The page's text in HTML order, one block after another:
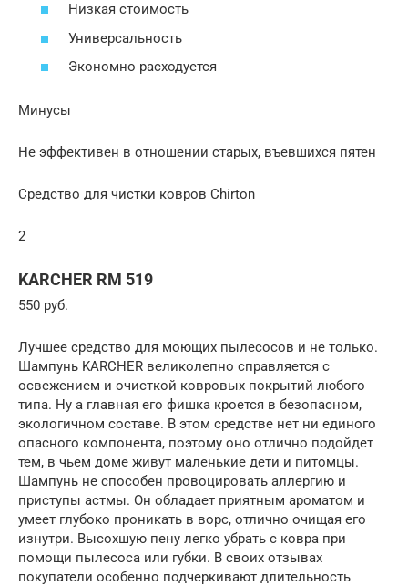
Низкая стоимость
Универсальность
Экономно расходуется
Минусы
Не эффективен в отношении старых, въевшихся пятен
Средство для чистки ковров Chirton
2
KARCHER RM 519
550 руб.
Лучшее средство для моющих пылесосов и не только.
Шампунь KARCHER великолепно справляется с
освежением и очисткой ковровых покрытий любого
типа. Ну а главная его фишка кроется в безопасном,
экологичном составе. В этом средстве нет ни единого
опасного компонента, поэтому оно отлично подойдет
тем, в чьем доме живут маленькие дети и питомцы.
Шампунь не способен провоцировать аллергию и
приступы астмы. Он обладает приятным ароматом и
умеет глубоко проникать в ворс, отлично очищая его
изнутри. Высохшую пену легко убрать с ковра при
помощи пылесоса или губки. В своих отзывах
покупатели особенно подчеркивают длительность